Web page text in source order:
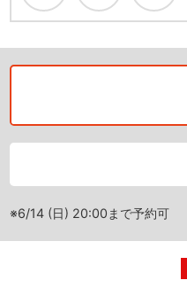
※6/14 (日) 20:00まで予約可